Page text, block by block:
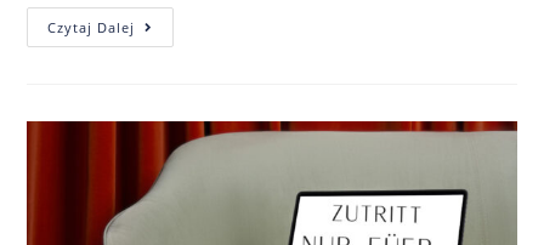
Czytaj Dalej